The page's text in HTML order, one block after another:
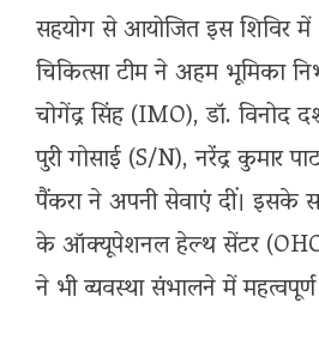
सहयोग से आयोजित इस शिविर में
चिकित्सा टीम ने अहम भूमिका
चोगेंद्र सिंह (IMO), डॉ. विनोद
पुरी गोसाई (S/N), नरेंद्र कुमार
पैंकरा ने अपनी सेवाएं दीं। इसके
के ऑक्यूपेशनल हेल्थ सेंटर (OHC)
ने भी व्यवस्था संभालने में महत्वपूर्ण